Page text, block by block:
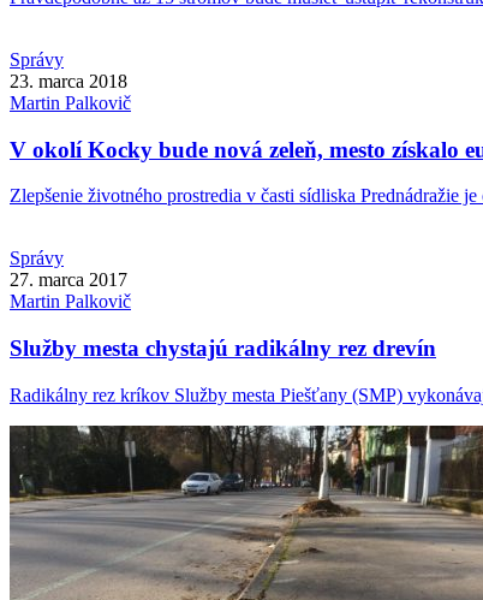
Správy
23. marca 2018
Martin Palkovič
V okolí Kocky bude nová zeleň, mesto získalo
Zlepšenie životného prostredia v časti sídliska Prednádražie
Správy
27. marca 2017
Martin Palkovič
Služby mesta chystajú radikálny rez drevín
Radikálny rez kríkov Služby mesta Piešťany (SMP)